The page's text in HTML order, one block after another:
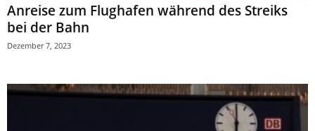
Anreise zum Flughafen während des Streiks
bei der Bahn
Dezember 7, 2023